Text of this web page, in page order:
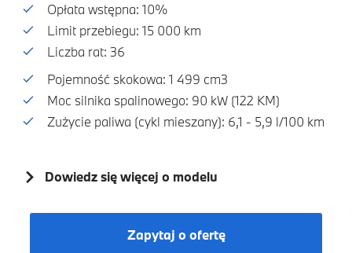
Opłata wstępna: 10%
Limit przebiegu: 15 000 km
Liczba rat: 36
Pojemność skokowa: 1 499 cm3
Moc silnika spalinowego: 90 kW (122 KM)
Zużycie paliwa (cykl mieszany): 6,1 - 5,9 l/100 km
Dowiedz się więcej o modelu
Zapytaj o ofertę